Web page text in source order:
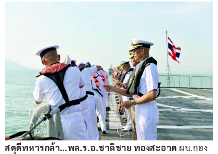
สดุดีทหารกล้า…พล.ร.อ.ชาติชาย ทองสะอาด ผบ.กอง